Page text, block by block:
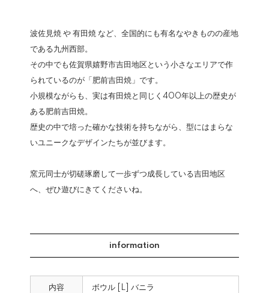
波佐見焼 や 有田焼 など、全国的にも有名なやきものの産地
である九州西部。
その中でも佐賀県嬉野市吉田地区という小さなエリアで作
られているのが「肥前吉田焼」です。
小規模ながらも、実は有田焼と同じく400年以上の歴史が
ある肥前吉田焼。
歴史の中で培った確かな技術を持ちながら、型にはまらな
いユニークなデザインたちが並びます。
窯元同士が切磋琢磨して一歩ずつ成長している吉田地区
へ、ぜひ遊びにきてくださいね。
information
内容 ボウル [L] バニラ